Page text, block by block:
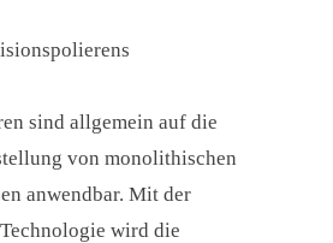
sind allgemein auf die
von monolithischen
anwendbar. Mit der
wird die